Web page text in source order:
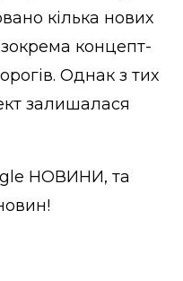
кілька нових
концепт-
Однак з тих
залишалася
НОВИНИ, та